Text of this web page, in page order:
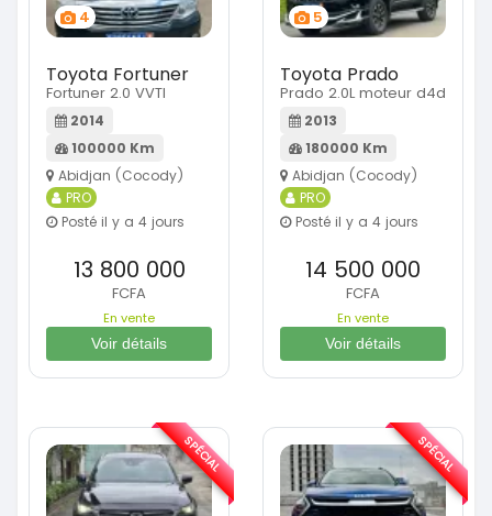
4
Toyota Fortuner
Fortuner 2.0 VVTI
2014
100000 Km
Abidjan (Cocody)
PRO
Posté il y a 4 jours
13 800 000
FCFA
En vente
Voir détails
5
Toyota Prado
Prado 2.0L moteur d4d
2013
180000 Km
Abidjan (Cocody)
PRO
Posté il y a 4 jours
14 500 000
FCFA
En vente
Voir détails
SPÉCIAL SPÉCIAL